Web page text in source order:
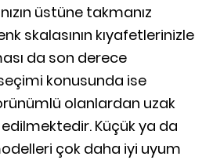
üstüne takmanız
skalasının kıyafetlerinizle
da son derece
konusunda ise
olanlardan uzak
Küçük ya da
çok daha iyi uyum